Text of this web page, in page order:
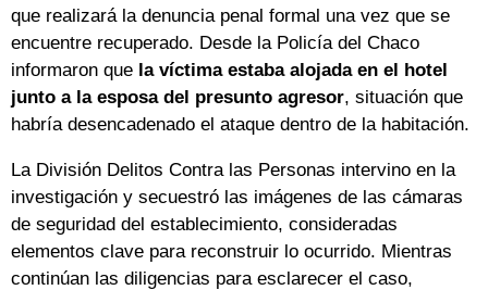
que realizará la denuncia penal formal una vez que se
encuentre recuperado. Desde la Policía del Chaco
informaron que la víctima estaba alojada en el hotel
junto a la esposa del presunto agresor, situación que
habría desencadenado el ataque dentro de la habitación.
La División Delitos Contra las Personas intervino en la
investigación y secuestró las imágenes de las cámaras
de seguridad del establecimiento, consideradas
elementos clave para reconstruir lo ocurrido. Mientras
continúan las diligencias para esclarecer el caso,